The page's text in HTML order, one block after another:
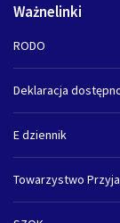
Ważnelinki
RODO
Deklaracja
E dziennik
Towarzystwo